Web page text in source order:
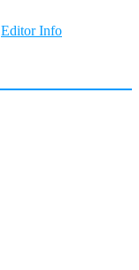
Editor Info